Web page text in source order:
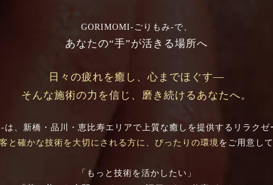
GORIMOMI-ごりもみ-で、
あなたの“手”が活きる場所へ
日々の疲れを癒し、心までほぐす―
そんな施術の力を信じ、磨き続けるあなたへ。
、新橋・品川・恵比寿エリアで上質な癒しを提供するリラクゼ
と確かな技術を大切にされる方に、ぴったりの環境をご用意し
「もっと技術を活かしたい」